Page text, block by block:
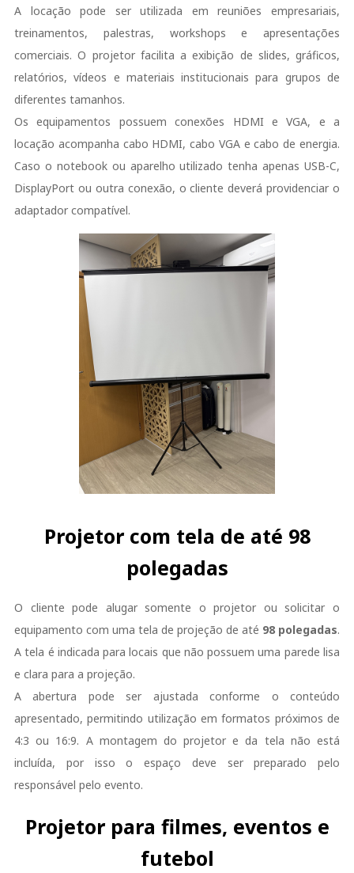
A locação pode ser utilizada em reuniões empresariais,
treinamentos, palestras, workshops e apresentações
comerciais. O projetor facilita a exibição de slides, gráficos,
relatórios, vídeos e materiais institucionais para grupos de
diferentes tamanhos.
Os equipamentos possuem conexões HDMI e VGA, e a
locação acompanha cabo HDMI, cabo VGA e cabo de energia.
Caso o notebook ou aparelho utilizado tenha apenas USB-C,
DisplayPort ou outra conexão, o cliente deverá providenciar o
adaptador compatível.
Projetor com tela de até 98
polegadas
O cliente pode alugar somente o projetor ou solicitar o
equipamento com uma tela de projeção de até 98 polegadas.
A tela é indicada para locais que não possuem uma parede lisa
e clara para a projeção.
A abertura pode ser ajustada conforme o conteúdo
apresentado, permitindo utilização em formatos próximos de
4:3 ou 16:9. A montagem do projetor e da tela não está
incluída, por isso o espaço deve ser preparado pelo
responsável pelo evento.
Projetor para filmes, eventos e
futebol